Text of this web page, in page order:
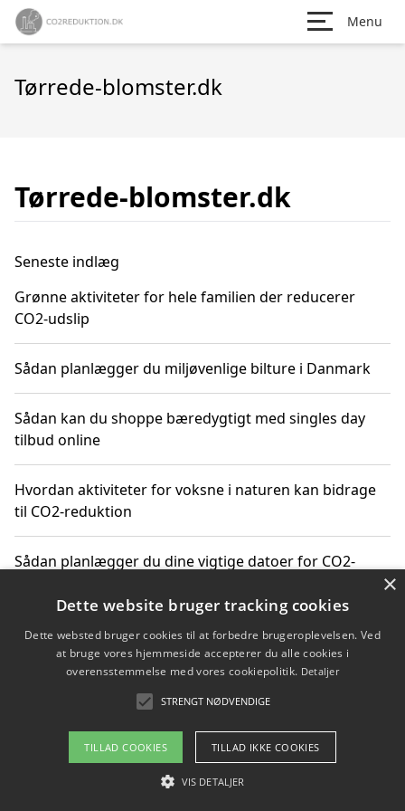
Menu
Tørrede-blomster.dk
Tørrede-blomster.dk
Seneste indlæg
Grønne aktiviteter for hele familien der reducerer
CO2-udslip
Sådan planlægger du miljøvenlige bilture i Danmark
Sådan kan du shoppe bæredygtigt med singles day
tilbud online
Hvordan aktiviteter for voksne i naturen kan bidrage
til CO2-reduktion
Sådan planlægger du dine vigtige datoer for CO2-
Copyright 2026 - Pilanto Aps
Om / kontakt
×
Dette website bruger tracking cookies
Dette websted bruger cookies til at forbedre brugeroplevelsen. Ved
at bruge vores hjemmeside accepterer du alle cookies i
overensstemmelse med vores cookiepolitik. Detaljer
STRENGT NØDVENDIGE
TILLAD COOKIES TILLAD IKKE COOKIES
VIS DETALJER